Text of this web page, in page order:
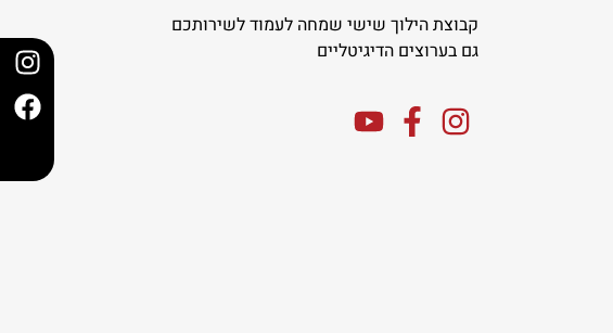
קבוצת הילוך שישי שמחה לעמוד לשירותכם
גם בערוצים הדיגיטליים